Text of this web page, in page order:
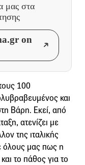
μας στα
on
100
και
Βάρη. Εκεί, από
ατενίζει με
της ιταλικής
όλους μας πως η
το πάθος για το